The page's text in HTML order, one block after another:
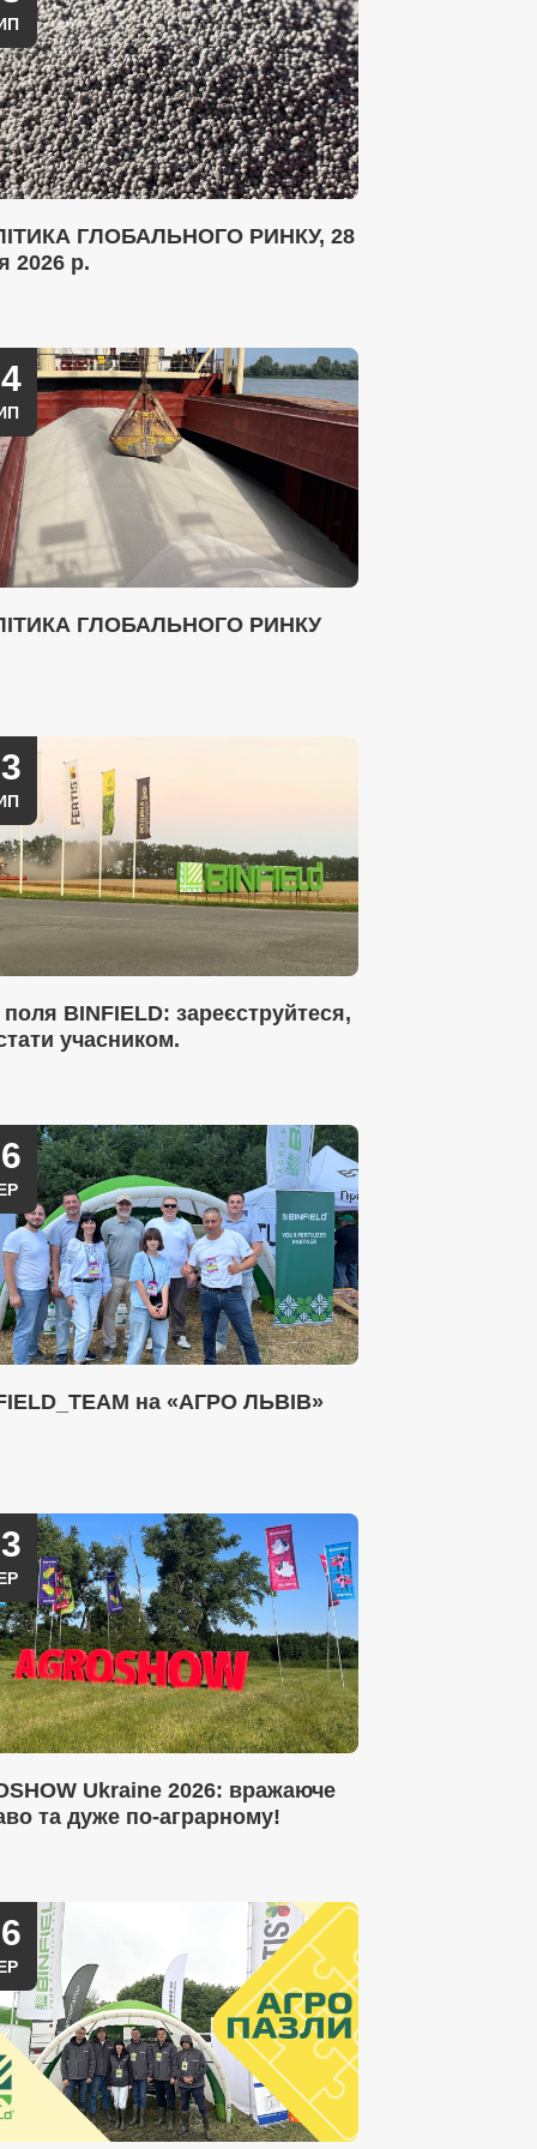
ГЛОБАЛЬНОГО РИНКУ, 28
2026 р.
ГЛОБАЛЬНОГО РИНКУ
BINFIELD: зареєструйтеся,
учасником.
на «АГРО ЛЬВІВ»
Ukraine 2026: вражаюче
та дуже по-аграрному!